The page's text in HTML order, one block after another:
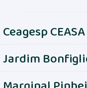
Ceagesp CEASA
Jardim